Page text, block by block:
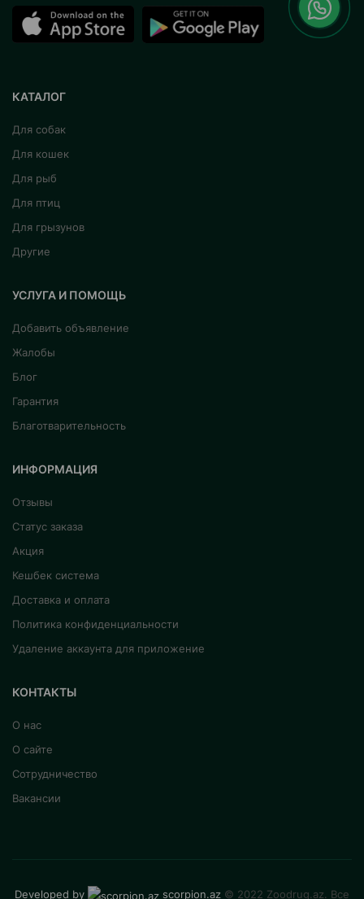
КАТАЛОГ
Для собак
Для кошек
Для рыб
Для птиц
Для грызунов
Другие
УСЛУГА И ПОМОЩЬ
Добавить объявление
Жалобы
Блог
Гарантия
Благотварительность
ИНФОРМАЦИЯ
Отзывы
Статус заказа
Акция
Кешбек система
Доставка и оплата
Политика конфиденциальности
Удаление аккаунта для приложение
КОНТАКТЫ
О нас
О сайте
Сотрудничество
Вакансии
Developed by scorpion.az © 2022 Zoodrug.az. Все